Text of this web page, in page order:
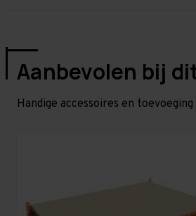
Aanbevolen bij
Handige accessoires en